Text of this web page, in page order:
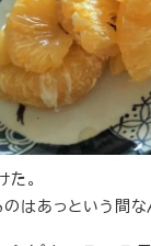
。
はあっという間な